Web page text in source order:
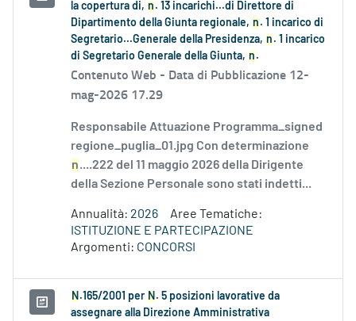
la copertura di, n . 13 incarichi...di Direttore di
Dipartimento della Giunta regionale, n . 1 incarico di
Segretario...Generale della Presidenza, n . 1 incarico
di Segretario Generale della Giunta, n .
Contenuto Web - Data di Pubblicazione 12-
mag-2026 17.29
Responsabile Attuazione Programma_signed
regione_puglia_01.jpg Con determinazione
n....222 del 11 maggio 2026 della Dirigente
della Sezione Personale sono stati indetti...
Annualità: 2026
Aree Tematiche:
ISTITUZIONE E PARTECIPAZIONE
Argomenti: CONCORSI
N .165/2001 per N . 5 posizioni lavorative da
assegnare alla Direzione Amministrativa